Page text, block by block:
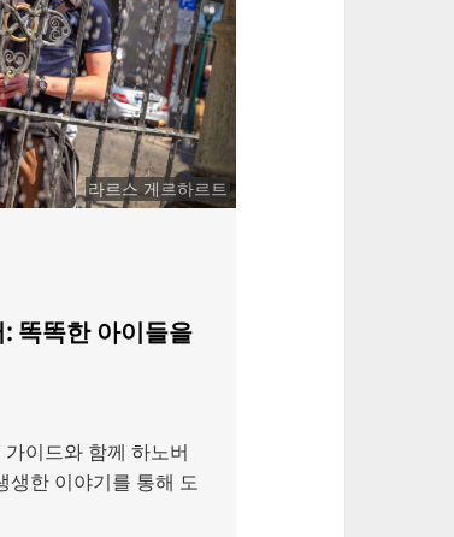
라르스 게르하르트
똑똑한 아이들을
이드와 함께 하노버
생한 이야기를 통해 도